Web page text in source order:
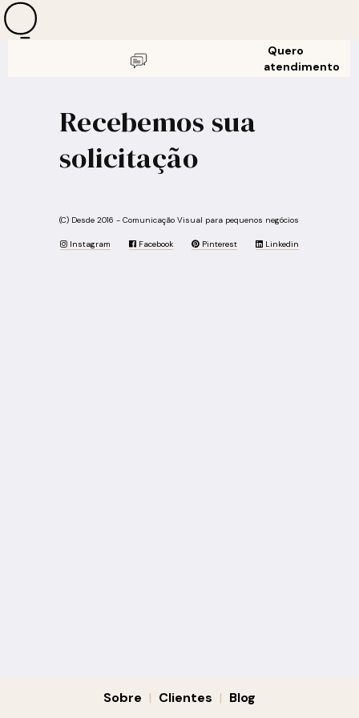
Quero
atendimento
Sobre | Clientes | Blog
Recebemos sua
solicitação
(C) Desde 2016 - Comunicação Visual para pequenos negócios
Instagram Facebook Pinterest Linkedin